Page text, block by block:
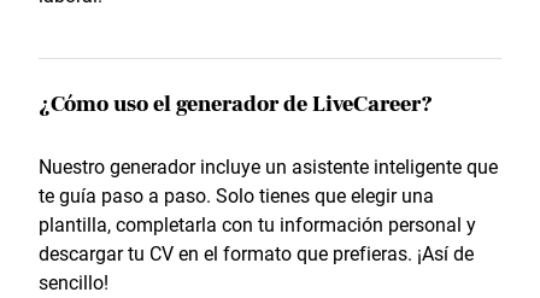
¿Cómo uso el generador de LiveCareer?
Nuestro generador incluye un asistente inteligente que
te guía paso a paso. Solo tienes que elegir una
plantilla, completarla con tu información personal y
descargar tu CV en el formato que prefieras. ¡Así de
sencillo!